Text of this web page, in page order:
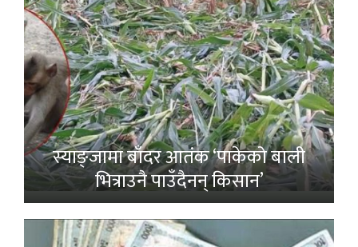
स्याङ्जामा बाँदर आतंक ‘पाकेको बाली
भित्राउनै पाउँदैनन् किसान’